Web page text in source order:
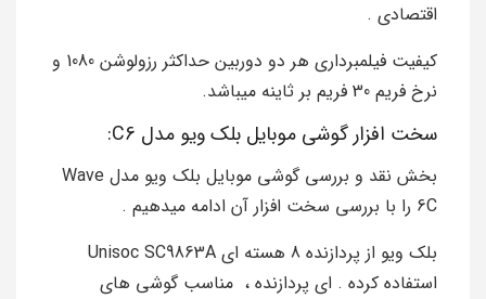
اقتصادی .
کیفیت فیلمبرداری هر دو دوربین حداکثر رزولوشن 1080 و
نرخ فریم 30 فریم بر ثاینه میباشد.
سخت افزار گوشی موبایل بلک ویو مدل C6:
بخش نقد و بررسی گوشی موبایل بلک ویو مدل Wave
6C را با بررسی سخت افزار آن ادامه میدهیم .
بلک ویو از پردازنده 8 هسته ای Unisoc SC9863A
استفاده کرده . ای پردازنده ، مناسب گوشی های